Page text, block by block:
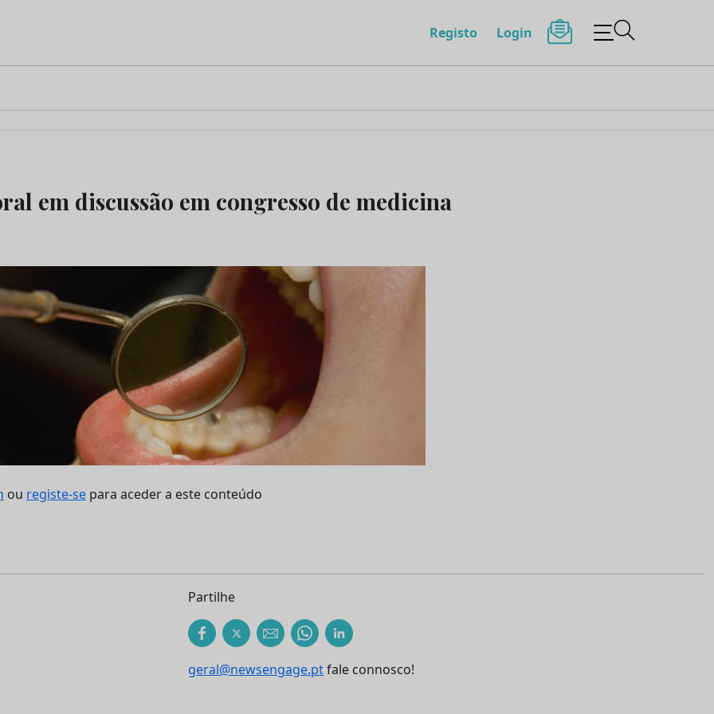
Registo Login
em discussão em congresso de medicina
ou registe-se para aceder a este conteúdo
Partilhe
geral@newsengage.ptfale connosco!